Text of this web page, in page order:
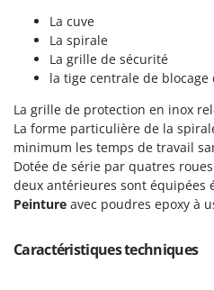
Pulvérisateurs portés
Rafraîchisseurs d'air par
Rampes de chargement
Râpes à fromage
Râteaux pour tracteur
Remplisseuses
Robots Tondeuses
GRIFO
GVS
GYS
H
Hailo
Helvi
Henx
HiKOKI
La cuve
La spirale
La grille de sécurité
la tige centrale de blocage
La grille de protection en inox
La forme particulière de la
minimum les temps de travail
Dotée de série par quatres
deux antérieures sont équipées
Peinture avec poudres epoxy à
Caractéristiques techniques